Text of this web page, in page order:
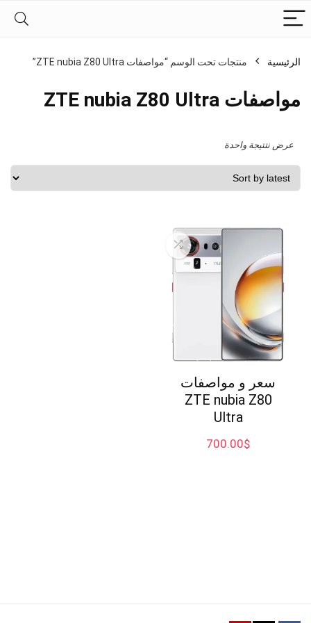
الرئيسية منتجات تحت الوسم “مواصفات ZTE nubia Z80 Ultra”
مواصفات ZTE nubia Z80 Ultra
عرض نتتيجة واحدة
سعر و مواصفات
ZTE nubia Z80
Ultra
$
700.00